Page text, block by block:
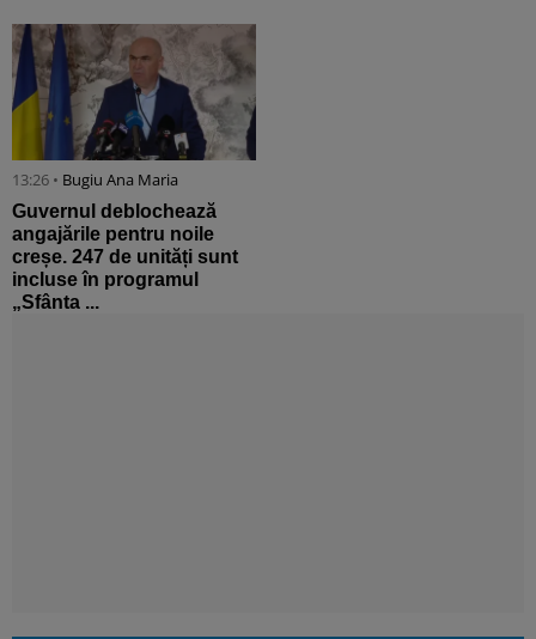
13:26 • Bugiu ⁠Ana Maria
Guvernul deblochează
angajările pentru noile
creșe. 247 de unități sunt
incluse în programul
„Sfânta ...